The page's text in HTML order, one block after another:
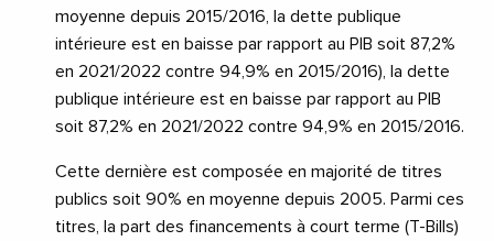
moyenne depuis 2015/2016, la dette publique
intérieure est en baisse par rapport au PIB soit 87,2%
en 2021/2022 contre 94,9% en 2015/2016), la dette
publique intérieure est en baisse par rapport au PIB
soit 87,2% en 2021/2022 contre 94,9% en 2015/2016.
Cette dernière est composée en majorité de titres
publics soit 90% en moyenne depuis 2005. Parmi ces
titres, la part des financements à court terme (T-Bills)